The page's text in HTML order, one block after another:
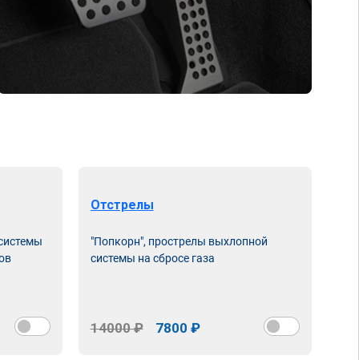
Отстрелы
"Попкорн", прострелы выхлопной
системы на сбросе газа
14000 ₽ 7800 ₽